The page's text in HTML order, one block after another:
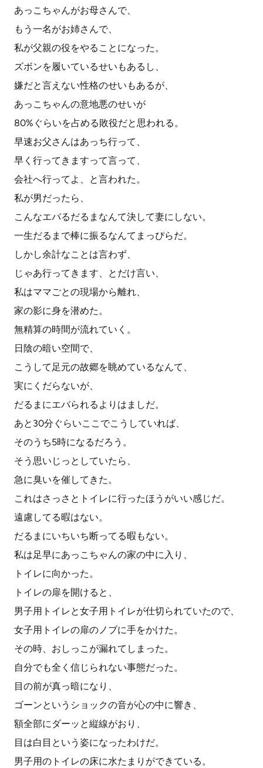
あっこちゃんがお母さんで、
もう一名がお姉さんで、
私が父親の役をやることになった。
ズボンを履いているせいもあるし、
嫌だと言えない性格のせいもあるが、
あっこちゃんの意地悪のせいが
80%ぐらいを占める敗役だと思われる。
早速お父さんはあっち行って、
早く行ってきますって言って、
会社へ行ってよ、と言われた。
私が男だったら、
こんなエバるだるまなんて決して妻にしない。
一生だるまで棒に振るなんてまっぴらだ。
しかし余計なことは言わず、
じゃあ行ってきます、とだけ言い、
私はママごとの現場から離れ、
家の影に身を潜めた。
無精算の時間が流れていく。
日陰の暗い空間で、
こうして足元の故郷を眺めているなんて、
実にくだらないが、
だるまにエバられるよりはましだ。
あと30分ぐらいここでこうしていれば、
そのうち5時になるだろう。
そう思いじっとしていたら、
急に臭いを催してきた。
これはさっさとトイレに行ったほうがいい感じだ。
遠慮してる暇はない。
だるまにいちいち断ってる暇もない。
私は足早にあっこちゃんの家の中に入り、
トイレに向かった。
トイレの扉を開けると、
男子用トイレと女子用トイレが仕切られていたので、
女子用トイレの扉のノブに手をかけた。
その時、おしっこが漏れてしまった。
自分でも全く信じられない事態だった。
目の前が真っ暗になり、
ゴーンというショックの音が心の中に響き、
額全部にダーッと縦線がおり、
目は白目という姿になったわけだ。
男子用のトイレの床に水たまりができている。